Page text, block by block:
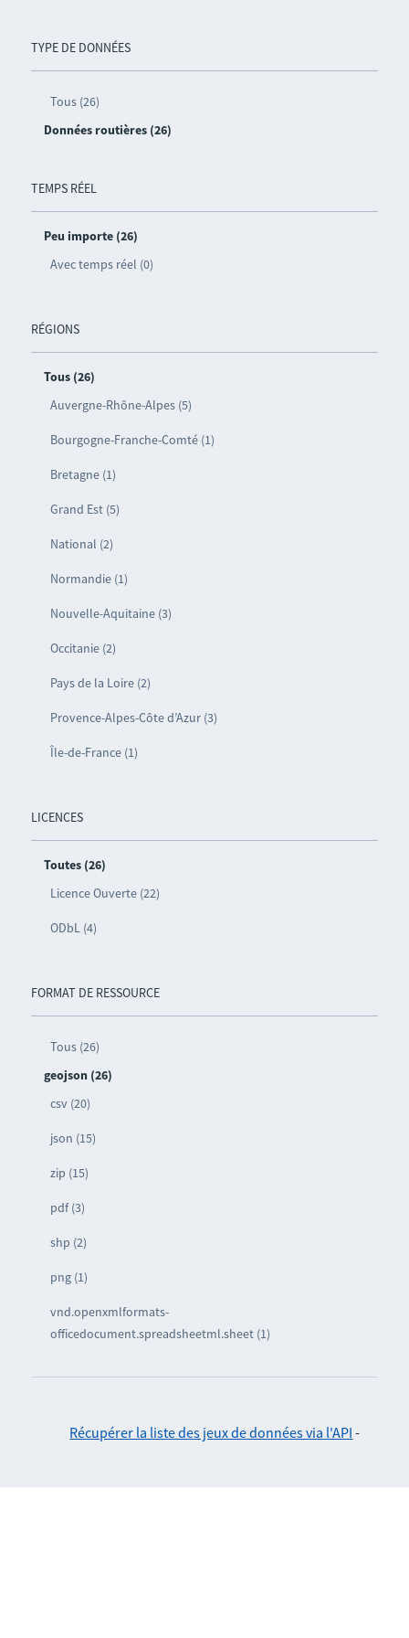
TYPE DE DONNÉES
Tous (26)
Données routières (26)
TEMPS RÉEL
Peu importe (26)
Avec temps réel (0)
RÉGIONS
Tous (26)
Auvergne-Rhône-Alpes (5)
Bourgogne-Franche-Comté (1)
Bretagne (1)
Grand Est (5)
National (2)
Normandie (1)
Nouvelle-Aquitaine (3)
Occitanie (2)
Pays de la Loire (2)
Provence-Alpes-Côte d’Azur (3)
Île-de-France (1)
LICENCES
Toutes (26)
Licence Ouverte (22)
ODbL (4)
FORMAT DE RESSOURCE
Tous (26)
geojson (26)
csv (20)
json (15)
zip (15)
pdf (3)
shp (2)
png (1)
vnd.openxmlformats-
officedocument.spreadsheetml.sheet (1)
Récupérer la liste des jeux de données via l'API -